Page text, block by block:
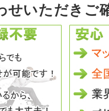
せいただきご